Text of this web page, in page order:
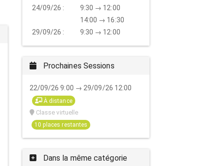
24/09/26 :
9:30 → 12:00
14:00 → 16:30
29/09/26 :
9:30 → 12:00
Prochaines Sessions
22/09/26 9:00 → 29/09/26 12:00
À distance
Classe virtuelle
10 places restantes
Dans la même catégorie